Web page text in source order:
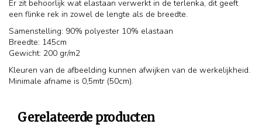
Er zit behoorlijk wat elastaan verwerkt in de terlenka, dit geeft
een flinke rek in zowel de lengte als de breedte.
Samenstelling: 90% polyester 10% elastaan
Breedte: 145cm
Gewicht: 200 gr/m2
Kleuren van de afbeelding kunnen afwijken van de werkelijkheid.
Minimale afname is 0,5mtr (50cm).
Gerelateerde producten